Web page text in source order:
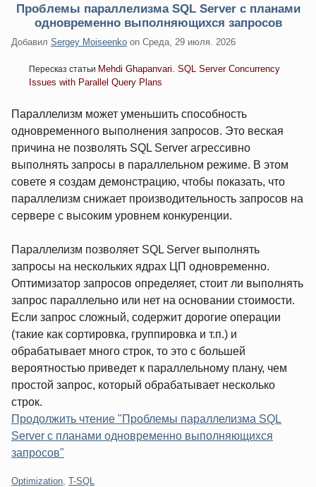
Проблемы параллелизма SQL Server с планами
одновременно выполняющихся запросов
Добавил Sergey Moiseenko on Среда, 29 июля. 2026
Пересказ статьи Mehdi Ghapanvari. SQL Server Concurrency
Issues with Parallel Query Plans
Параллелизм может уменьшить способность
одновременного выполнения запросов. Это веская
причина не позволять SQL Server агрессивно
выполнять запросы в параллельном режиме. В этом
совете я создам демонстрацию, чтобы показать, что
параллелизм снижает производительность запросов на
сервере с высоким уровнем конкуренции.
Параллелизм позволяет SQL Server выполнять
запросы на нескольких ядрах ЦП одновременно.
Оптимизатор запросов определяет, стоит ли выполнять
запрос параллельно или нет на основании стоимости.
Если запрос сложный, содержит дорогие операции
(такие как сортировка, группировка и т.п.) и
обрабатывает много строк, то это с большей
вероятностью приведет к параллельному плану, чем
простой запрос, который обрабатывает несколько
строк.
Продолжить чтение "Проблемы параллелизма SQL
Server с планами одновременно выполняющихся
запросов"
Категории:
Optimization T-SQL